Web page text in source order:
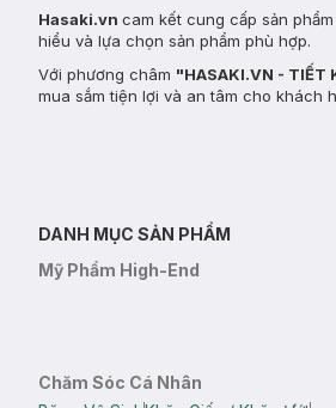
Hasaki.vn cam kết cung cấp sản
hiểu và lựa chọn sản phẩm phù hợp.
Với phương châm "HASAKI.VN - TIẾT
mua sắm tiện lợi và an tâm cho khách
DANH MỤC SẢN PHẨM
Mỹ Phẩm High-End
Chăm Sóc Cá Nhân